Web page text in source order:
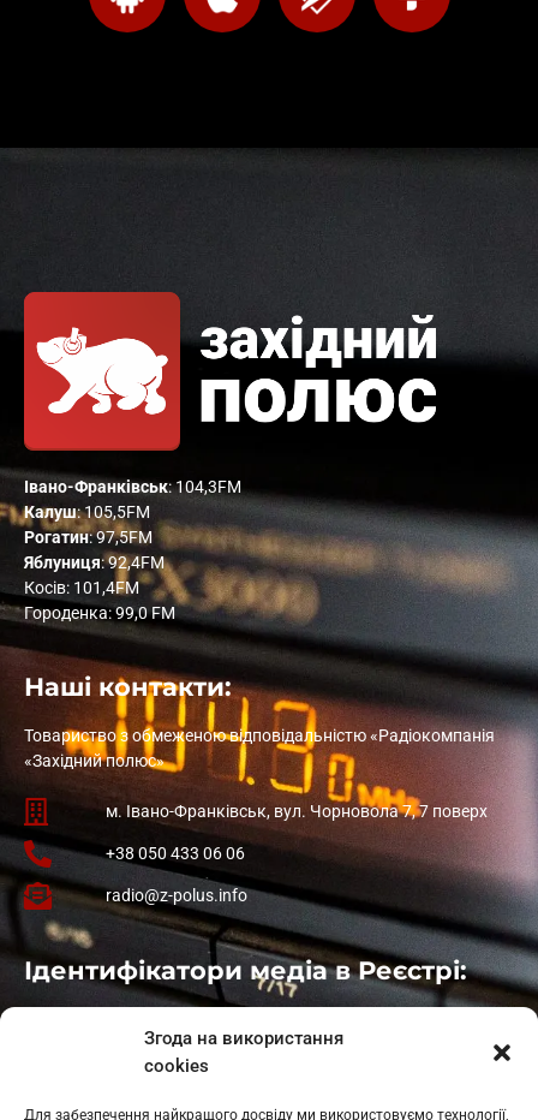
Згода на використання
cookies
Для забезпечення найкращого досвіду ми використовуємо технології,
Івано-Франківськ: 104,3FM
Калуш: 105,5FM
Рогатин: 97,5FM
Яблуниця: 92,4FM
Косів: 101,4FM
Городенка: 99,0 FM
Наші контакти:
Товариство з обмеженою відповідальністю «Радіокомпанія
«Західний полюс»
м. Івано-Франківськ, вул. Чорновола 7, 7 поверх
+38 050 433 06 06
radio@z-polus.info
Ідентифікатори медіа в Реєстрі:
: L11-01410
: L11-01801